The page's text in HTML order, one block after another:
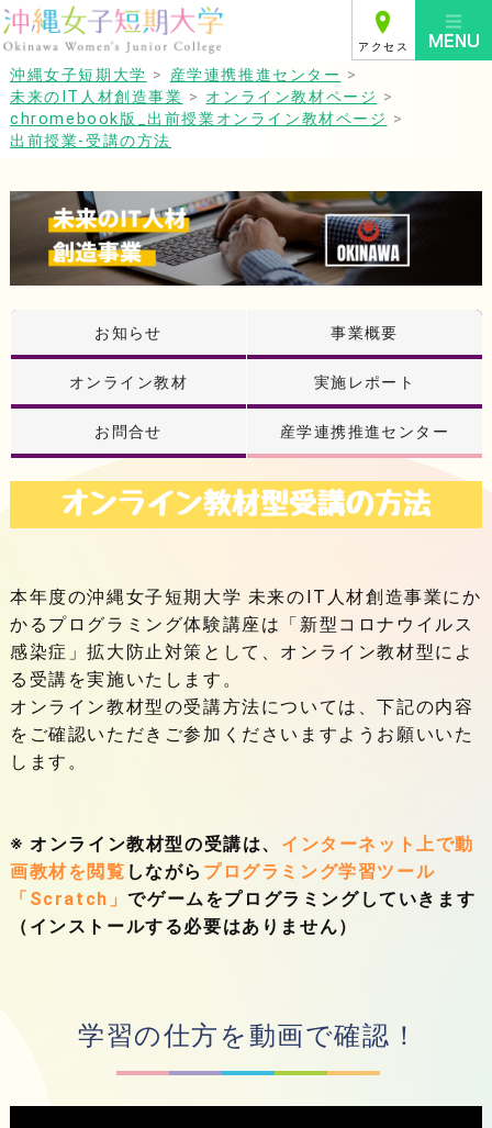
アクセス
沖縄女子短期大学 > 産学連携推進センター >
未来のIT人材創造事業 > オンライン教材ページ >
chromebook版_出前授業オンライン教材ページ >
出前授業-受講の方法
お知らせ 事業概要
オンライン教材 実施レポート
お問合せ 産学連携推進センター
本年度の沖縄女子短期大学 未来のIT人材創造事業にか
かるプログラミング体験講座は「新型コロナウイルス
感染症」拡大防止対策として、オンライン教材型によ
る受講を実施いたします。
オンライン教材型の受講方法については、下記の内容
をご確認いただきご参加くださいますようお願いいた
します。
※ オンライン教材型の受講は、 インターネット上で動
画教材を閲覧 しながら プログラミング学習ツール
「Scratch」でゲームをプログラミングしていきます
（インストールする必要はありません）
学習の仕方を動画で確認！